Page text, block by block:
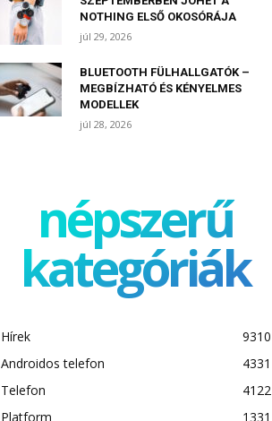
NOTHING ELSŐ OKOSÓRÁJA
júl 29, 2026
BLUETOOTH FÜLHALLGATÓK –
MEGBÍZHATÓ ÉS KÉNYELMES
MODELLEK
júl 28, 2026
népszerű
kategóriák
Hírek
9310
Androidos telefon
4331
Telefon
4122
Platform
1331